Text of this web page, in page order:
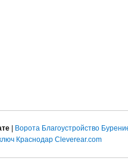
| Ворота Благоустройство
Краснодар Cleverear.com